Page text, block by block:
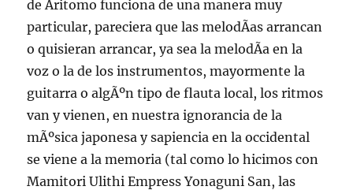
de Aritomo funciona de una manera muy
particular, pareciera que las melodÃ­as arrancan
o quisieran arrancar, ya sea la melodÃ­a en la
voz o la de los instrumentos, mayormente la
guitarra o algÃºn tipo de flauta local, los ritmos
van y vienen, en nuestra ignorancia de la
mÃºsica japonesa y sapiencia en la occidental
se viene a la memoria (tal como lo hicimos con
Mamitori Ulithi Empress Yonaguni San, las